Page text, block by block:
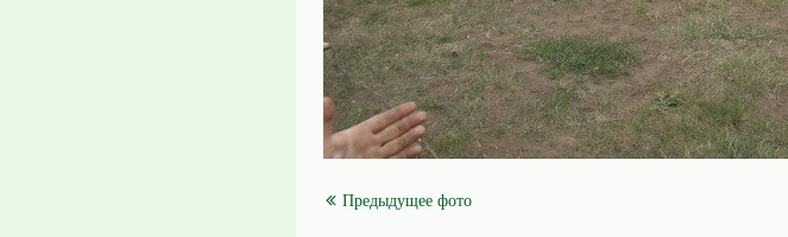
Предыдущее фото